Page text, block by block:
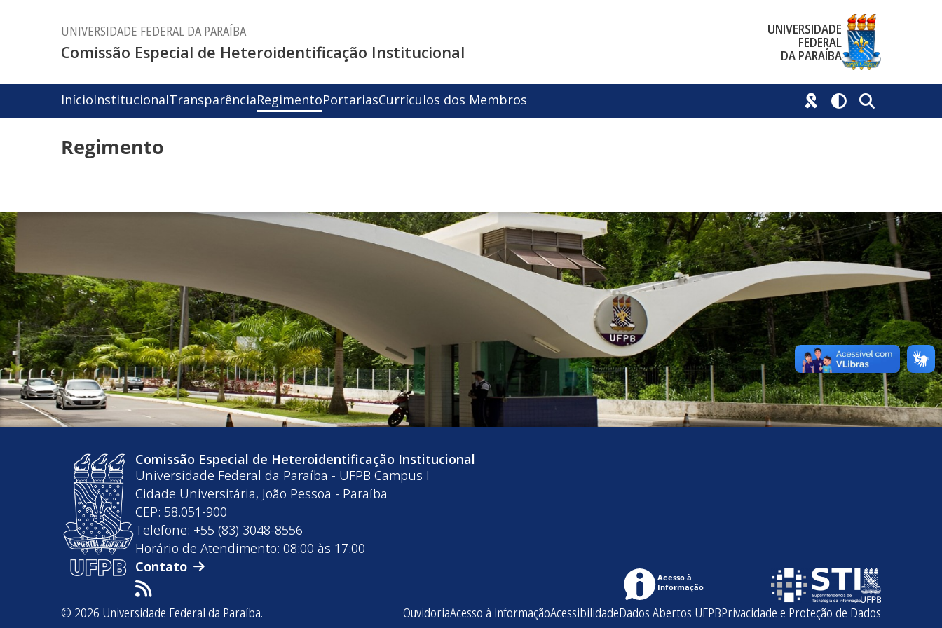
UNIVERSIDADE FEDERAL DA PARAÍBA
Comissão Especial de Heteroidentificação Institucional
UNIVERSIDADE
FEDERAL
DA PARAÍBA
InícioInstitucionalTransparênciaRegimentoPortariasCurrículos dos Membros
Regimento
Comissão Especial de Heteroidentificação Institucional
Universidade Federal da Paraíba - UFPB Campus I
Cidade Universitária, João Pessoa - Paraíba
CEP: 58.051-900
Telefone: +55 (83) 3048-8556
Horário de Atendimento: 08:00 às 17:00
Contato
Acesso à
Informação
© 2026 Universidade Federal da Paraíba. OuvidoriaAcesso à InformaçãoAcessibilidadeDados Abertos UFPBPrivacidade e Proteção de Dados